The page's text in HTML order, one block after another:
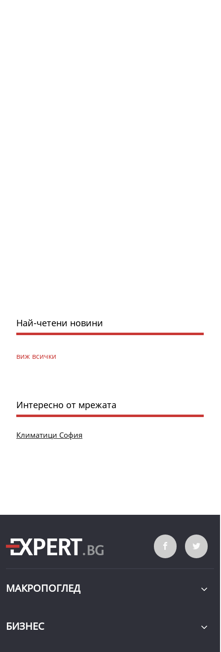
Най-четени новини
виж всички
Интересно от мрежата
Климатици София
МАКРОПОГЛЕД
БИЗНЕС